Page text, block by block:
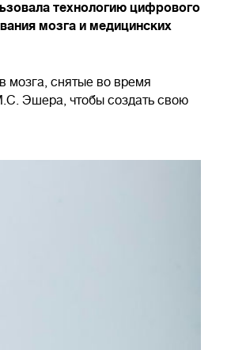
технологию цифрового
мозга и медицинских
мозга, снятые во время
Эшера, чтобы создать свою